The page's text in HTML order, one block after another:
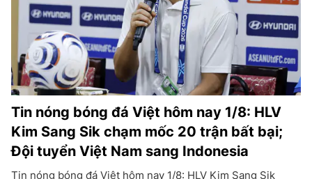
Tin nóng bóng đá Việt hôm nay 1/8: HLV
Kim Sang Sik chạm mốc 20 trận bất bại;
Đội tuyển Việt Nam sang Indonesia
Tin nóng bóng đá Việt hôm nay 1/8: HLV Kim Sang Sik